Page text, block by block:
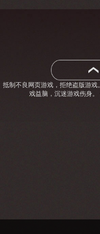
抵制不良网页游戏，拒绝盗版游
戏益脑，沉迷游戏伤身。